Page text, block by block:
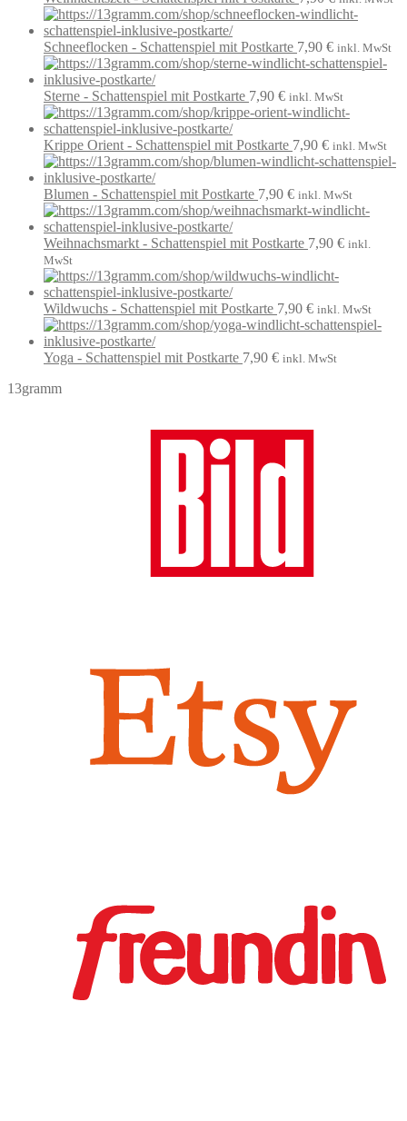
Schneeflocken - Schattenspiel mit Postkarte 7,90 € inkl. MwSt
Sterne - Schattenspiel mit Postkarte 7,90 € inkl. MwSt
Krippe Orient - Schattenspiel mit Postkarte 7,90 € inkl. MwSt
Blumen - Schattenspiel mit Postkarte 7,90 € inkl. MwSt
Weihnachsmarkt - Schattenspiel mit Postkarte 7,90 € inkl.
MwSt
Wildwuchs - Schattenspiel mit Postkarte 7,90 € inkl. MwSt
Yoga - Schattenspiel mit Postkarte 7,90 € inkl. MwSt
13gramm